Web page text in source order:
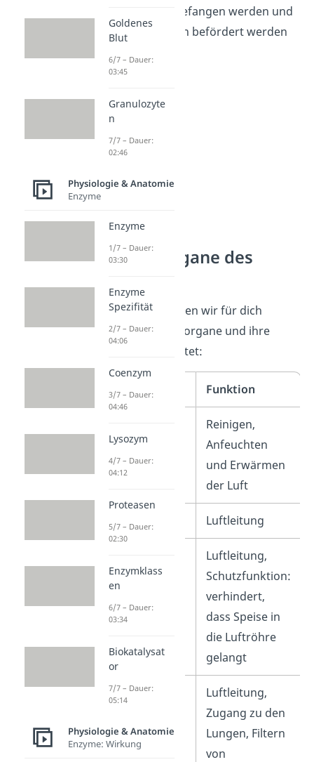
Fremdkörper abgefangen werden und
wieder nach außen befördert werden
Übersicht
Atmungsorgane des
Übersicht
haben wir für dich
wichtige Atmungsorgane und ihre
Aufgaben aufgelistet:
Atmungsorgan Funktion
Reinigen,
Anfeuchten
und Erwärmen
der Luft
Rachen Luftleitung
Luftleitung,
Schutzfunktion:
verhindert,
dass Speise in
die Luftröhre
gelangt
Luftröhre
Luftleitung,
Zugang zu den
Lungen, Filtern
von
Goldenes
Blut
6/7 – Dauer:
03:45
Granulozyte
n
7/7 – Dauer:
02:46
Physiologie & Anatomie
Enzyme
Enzyme
1/7 – Dauer:
03:30
Enzyme
Spezifität
2/7 – Dauer:
04:06
Coenzym
3/7 – Dauer:
04:46
Lysozym
4/7 – Dauer:
04:12
Proteasen
5/7 – Dauer:
02:30
Enzymklass
en
6/7 – Dauer:
03:34
Biokatalysat
or
7/7 – Dauer:
05:14
Physiologie & Anatomie
Enzyme: Wirkung